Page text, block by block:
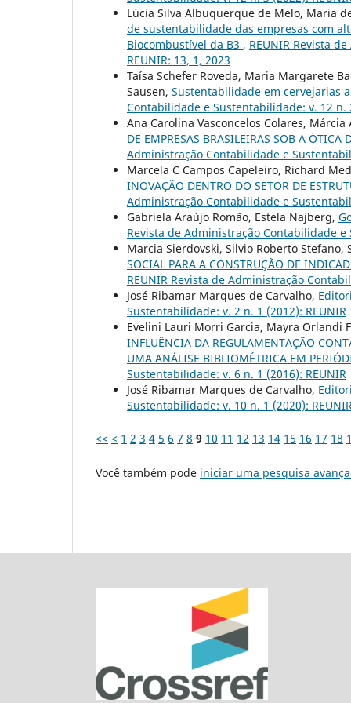
Lúcia Silva Albuquerque de Melo, Maria
de sustentabilidade das empresas com
Biocombustível da B3 , REUNIR Revista
REUNIR: 13, 1, 2023
Taísa Schefer Roveda, Maria Margarete
Sausen, Sustentabilidade em cervejarias
Contabilidade e Sustentabilidade: v. 12 n.
Ana Carolina Vasconcelos Colares,
DE EMPRESAS BRASILEIRAS SOB A
Administração Contabilidade e
Marcela C Campos Capeleiro, Richard
INOVAÇÃO DENTRO DO SETOR DE
Administração Contabilidade e
Gabriela Araújo Romão, Estela Najberg,
Revista de Administração Contabilidade e
Marcia Sierdovski, Silvio Roberto
SOCIAL PARA A CONSTRUÇÃO DE
REUNIR Revista de Administração
José Ribamar Marques de Carvalho,
Sustentabilidade: v. 2 n. 1 (2012): REUNIR
Evelini Lauri Morri Garcia, Mayra Orlandi
INFLUÊNCIA DA REGULAMENTAÇÃO
UMA ANÁLISE BIBLIOMÉTRICA EM
Sustentabilidade: v. 6 n. 1 (2016): REUNIR
José Ribamar Marques de Carvalho,
Sustentabilidade: v. 10 n. 1 (2020):
<< < 1 2 3 4 5 6 7 8 9 10 11 12 13 14 15 16 17 18
Você também pode iniciar uma pesquisa